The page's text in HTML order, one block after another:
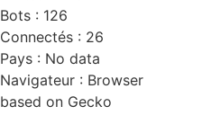
Bots : 126
Connectés : 26
Pays : No data
Navigateur : Browser
based on Gecko